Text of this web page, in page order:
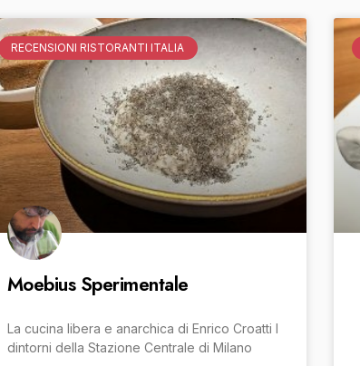
RECENSIONI RISTORANTI ITALIA
Moebius Sperimentale
La cucina libera e anarchica di Enrico Croatti I
dintorni della Stazione Centrale di Milano